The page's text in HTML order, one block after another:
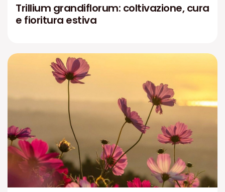
Trillium grandiflorum: coltivazione, cura
e fioritura estiva